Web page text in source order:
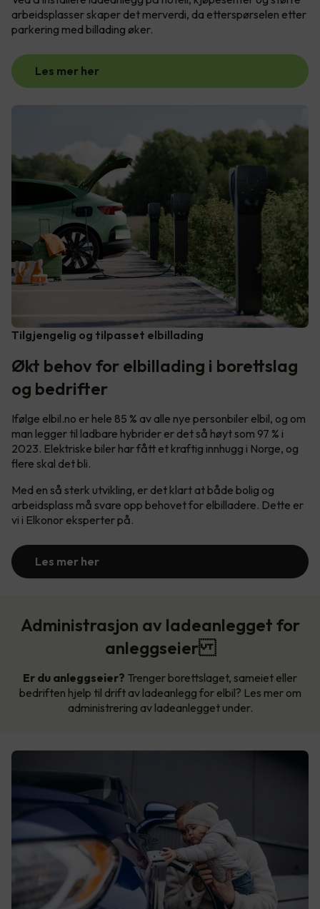
arbeidsplasser skaper det merverdi, da etterspørselen etter
parkering med billading øker.
Les mer her
Tilgjengelig og tilpasset elbillading
Økt behov for elbillading i borettslag
og bedrifter
Ifølge elbil.no er hele 85 % av alle nye personbiler elbil, og om
man legger til ladbare hybrider er det så høyt som 97 % i
2023. Elektriske biler har fått et kraftig innhugg i Norge, og
flere skal det bli.
Med en så sterk utvikling, er det klart at både bolig og
arbeidsplass må svare opp behovet for elbilladere. Dette er
vi i Elkonor eksperter på.
Les mer her
Administrasjon av ladeanlegget for
anleggseier
Er du anleggseier? Trenger borettslaget, sameiet eller
bedriften hjelp til drift av ladeanlegg for elbil? Les mer om
administrering av ladeanlegget under.